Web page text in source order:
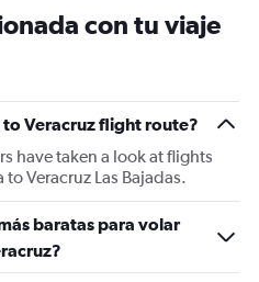
con tu viaje
to Veracruz flight route?
have taken a look at flights
Veracruz Las Bajadas.
baratas para volar